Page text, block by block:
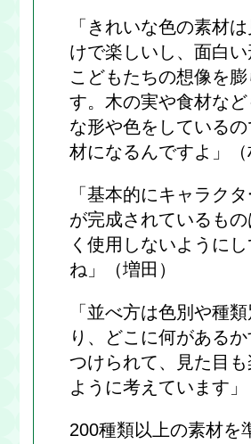
「きれいな色の素材
けで楽しいし、面白
こどもたちの想像を膨
す。木の実や食材な
な形や色をしている
材になるんですよ」（
「基本的にキャラク
が完成されているも
く使用しないように
ね」（増田）
「並べ方は色別や種
り、どこに何がある
つけられて、見た目
ように考えています」
200種類以上の素材を